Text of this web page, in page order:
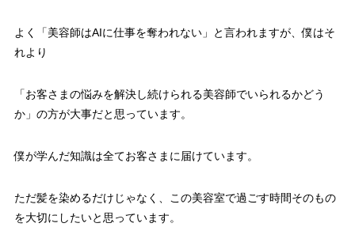
よく「美容師はAIに仕事を奪われない」と言われますが、僕はそ
れより
「お客さまの悩みを解決し続けられる美容師でいられるかどう
か」 の方が大事だと思っています。
僕が学んだ知識は全てお客さまに届けています。
ただ髪を染めるだけじゃなく、
この美容室で過ごす時間そのもの
を大切にしたいと思っています。